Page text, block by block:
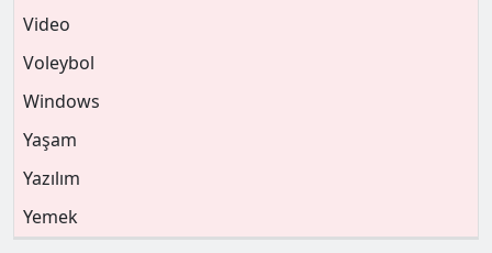
Video
Voleybol
Windows
Yaşam
Yazılım
Yemek